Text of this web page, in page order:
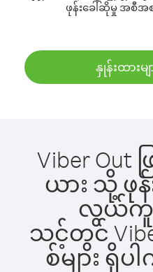
ဖုန်းခေါ်ဆိုမှု အစီ
နှုန်းထားမ
Viber Out
ယား သို့ ဖုန်
လွယ်ကူ
သင့်တွင်
စ်များ ရှိ